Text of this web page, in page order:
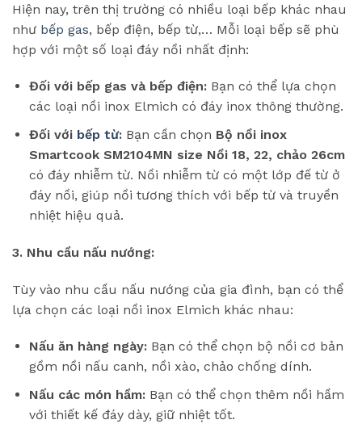
Hiện nay, trên thị trường có nhiều loại bếp khác nhau
như bếp gas, bếp điện, bếp từ,… Mỗi loại bếp sẽ phù
hợp với một số loại đáy nồi nhất định:
Đối với bếp gas và bếp điện:Bạn có thể lựa chọn
các loại nồi inox Elmich có đáy inox thông thường.
Đối với bếp từ:Bạn cần chọn Bộ nồi inox
Smartcook SM2104MN size Nồi 18, 22, chảo 26cm
có đáy nhiễm từ. Nồi nhiễm từ có một lớp đế từ ở
đáy nồi, giúp nồi tương thích với bếp từ và truyền
nhiệt hiệu quả.
3. Nhu cầu nấu nướng:
Tùy vào nhu cầu nấu nướng của gia đình, bạn có thể
lựa chọn các loại nồi inox Elmich khác nhau:
Nấu ăn hàng ngày:Bạn có thể chọn bộ nồi cơ bản
gồm nồi nấu canh, nồi xào, chảo chống dính.
Nấu các món hầm:Bạn có thể chọn thêm nồi hầm
với thiết kế đáy dày, giữ nhiệt tốt.